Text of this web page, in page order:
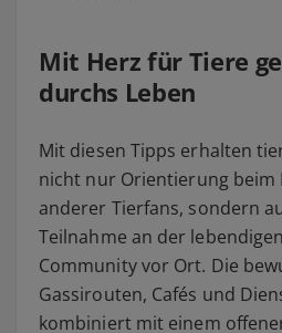
Mit Herz für Tiere
durchs Leben
Mit diesen Tipps erhalten
nicht nur Orientierung beim
anderer Tierfans, sondern
Teilnahme an der
Community vor Ort. Die
Gassirouten, Cafés und
kombiniert mit einem